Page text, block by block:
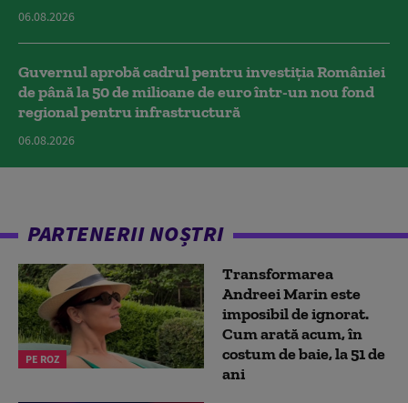
06.08.2026
Guvernul aprobă cadrul pentru investiția României
de până la 50 de milioane de euro într-un nou fond
regional pentru infrastructură
06.08.2026
PARTENERII NOȘTRI
PE ROZ
Transformarea
Andreei Marin este
imposibil de ignorat.
Cum arată acum, în
costum de baie, la 51 de
ani